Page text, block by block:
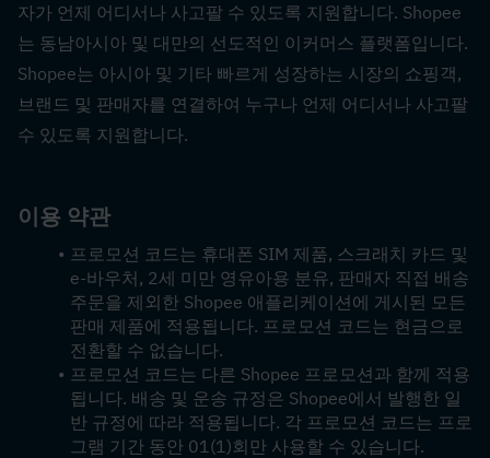
자가 언제 어디서나 사고팔 수 있도록 지원합니다. Shopee
는 동남아시아 및 대만의 선도적인 이커머스 플랫폼입니다.
Shopee는 아시아 및 기타 빠르게 성장하는 시장의 쇼핑객,
브랜드 및 판매자를 연결하여 누구나 언제 어디서나 사고팔
수 있도록 지원합니다.
이용 약관
프로모션 코드는 휴대폰 SIM 제품, 스크래치 카드 및
e-바우처, 2세 미만 영유아용 분유, 판매자 직접 배송
주문을 제외한 Shopee 애플리케이션에 게시된 모든
판매 제품에 적용됩니다. 프로모션 코드는 현금으로
전환할 수 없습니다.
프로모션 코드는 다른 Shopee 프로모션과 함께 적용
됩니다. 배송 및 운송 규정은 Shopee에서 발행한 일
반 규정에 따라 적용됩니다. 각 프로모션 코드는 프로
그램 기간 동안 01(1)회만 사용할 수 있습니다.